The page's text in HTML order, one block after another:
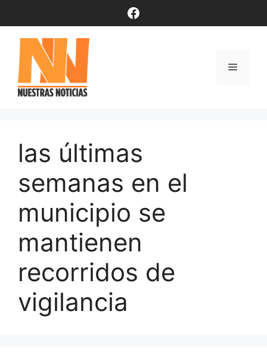
contenido
Facebook
Menú
las últimas
semanas en el
municipio se
mantienen
recorridos de
vigilancia